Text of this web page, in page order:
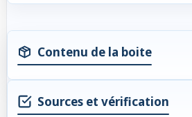
Contenu de la boite
Sources et vérification